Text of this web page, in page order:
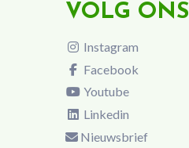
VOLG ONS
Instagram
Facebook
Youtube
Linkedin
Nieuwsbrief